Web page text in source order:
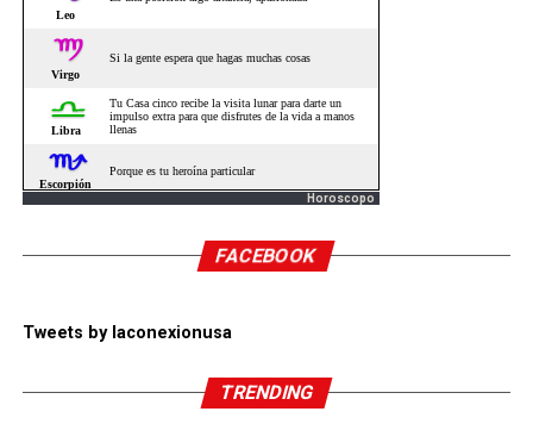
Horoscopo
FACEBOOK
Tweets by laconexionusa
TRENDING